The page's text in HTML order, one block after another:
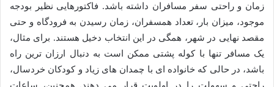
زمان و راحتی سفر مسافران داشته باشد. فاکتورهایی نظیر بودجه
موجود، میزان بار، تعداد همسفران، زمان رسیدن به فرودگاه و حتی
مقصد نهایی در شهر، همگی در این انتخاب دخیل هستند. برای مثال،
یک مسافر تنها با کوله پشتی ممکن است به دنبال ارزان ترین راه
باشد، در حالی که خانواده ای با چمدان های زیاد و کودکان خردسال،